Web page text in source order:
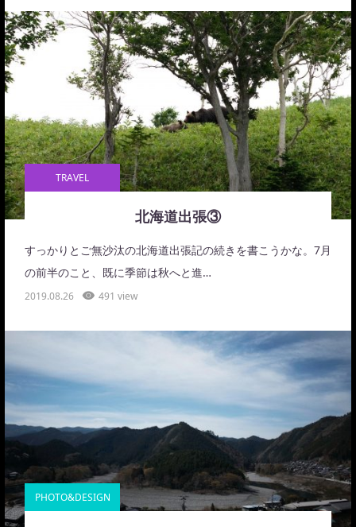
TRAVEL
北海道出張③
すっかりとご無沙汰の北海道出張記の続きを書こうかな。7月
の前半のこと、既に季節は秋へと進…
2019.08.26 491 view
PHOTO&DESIGN